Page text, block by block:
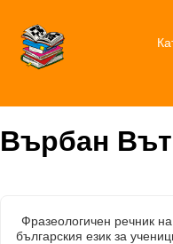
Върбан
Фразеологичен речник на
българския език за